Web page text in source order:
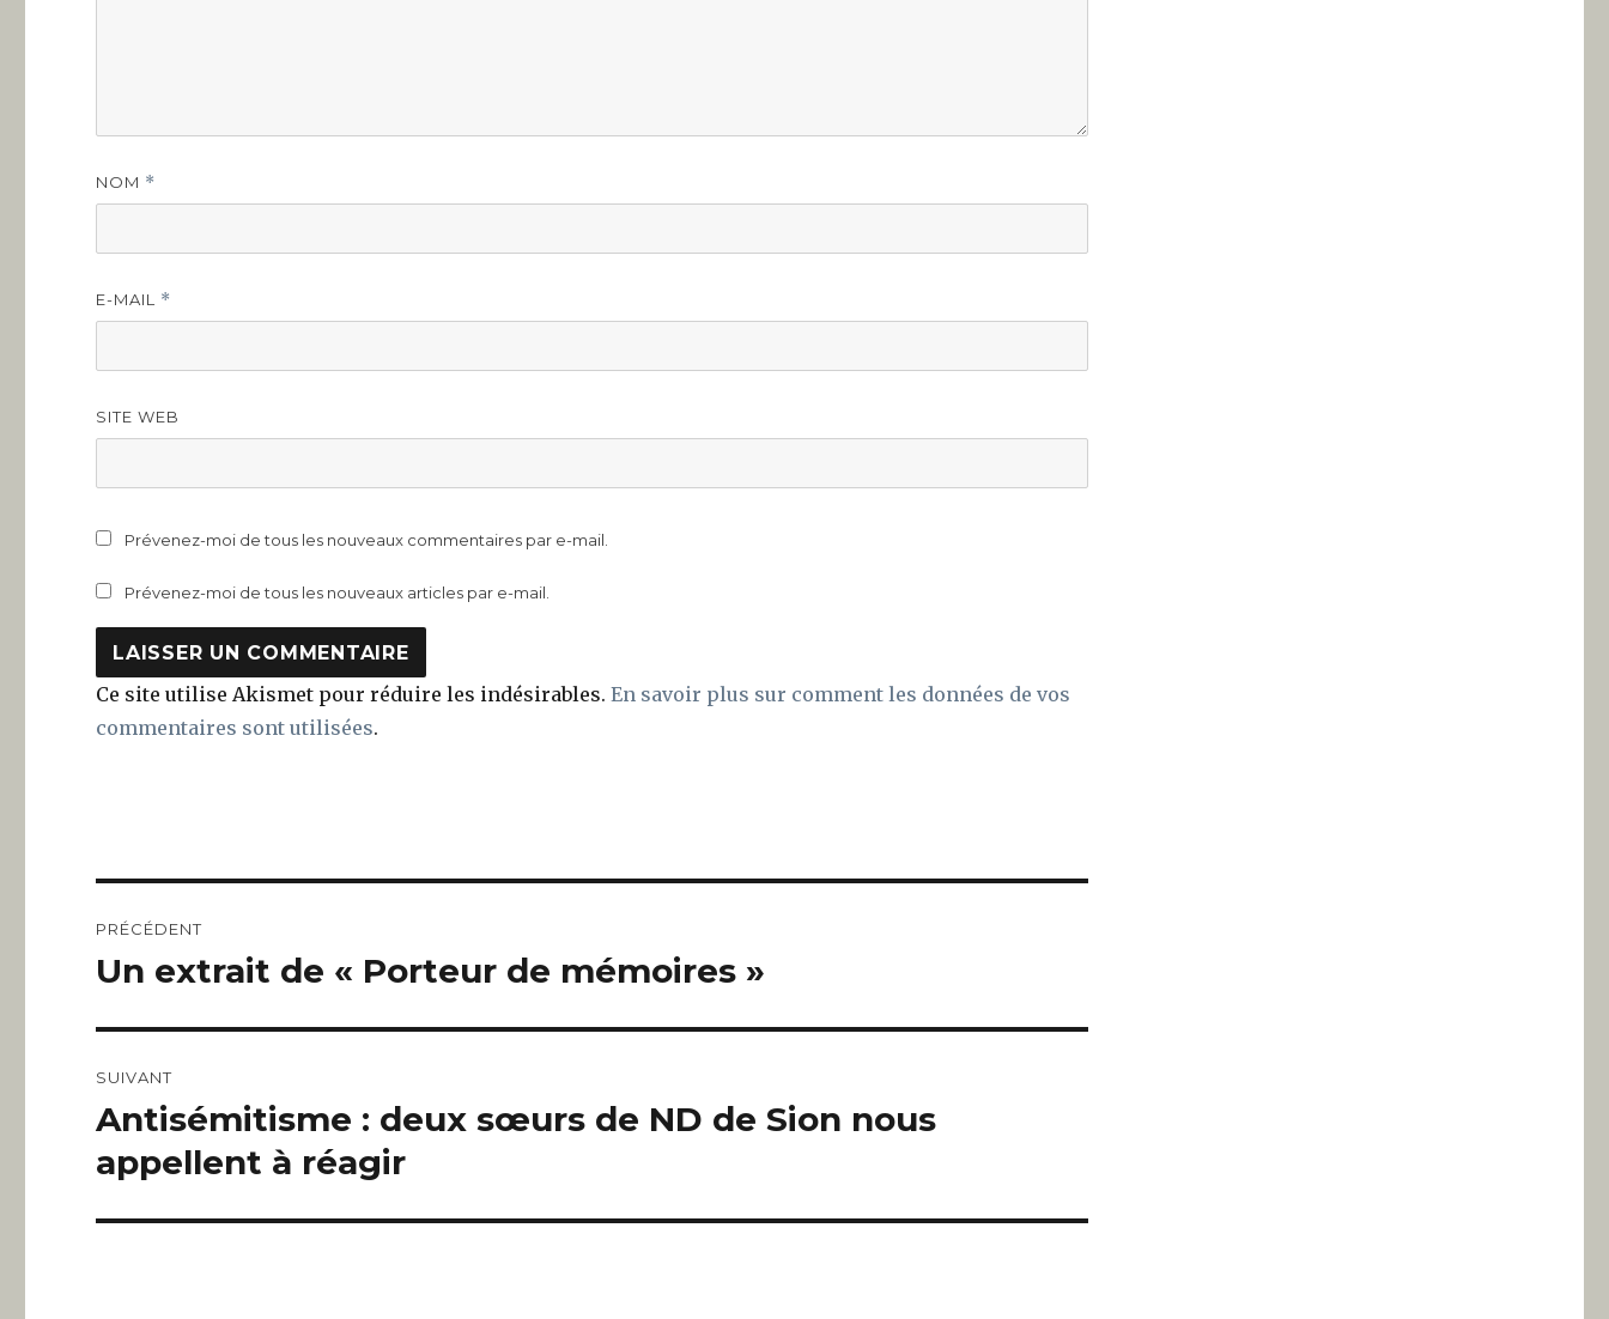
NOM *
E-MAIL *
SITE WEB
Prévenez-moi de tous les nouveaux commentaires par e-mail.
Prévenez-moi de tous les nouveaux articles par e-mail.
Ce site utilise Akismet pour réduire les indésirables.En savoir plus sur comment les données de vos
commentaires sont utilisées.
de
PRÉCÉDENT
Article
Un extrait de « Porteur de mémoires »
SUIVANT
Article
Antisémitisme : deux sœurs de ND de Sion nous
appellent à réagir